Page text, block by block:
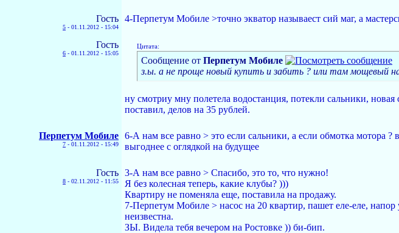
Гость
5 - 01.11.2012 - 15:04
4-Перпетум Мобиле >точно экватор называест сий маг, а
Гость
6 - 01.11.2012 - 15:05
Цитата:
Сообщение от Перпетум Мобиле
з.ы. а не проще новый купить и забить ? или там мощевый
ну смотриу мну полетела водостанция, потекли сальники,
поставил, делов на 35 рублей.
Перпетум Мобиле
7 - 01.11.2012 - 15:49
6-А нам все равно > это если сальники, а если обмотка мотора ?
выгоднее с оглядкой на будущее
Гость
8 - 02.11.2012 - 11:55
3-А нам все равно > Спасибо, это то, что нужно!
Я без колесная теперь, какие клубы? )))
Квартиру не поменяла еще, поставила на продажу.
7-Перпетум Мобиле > насос на 20 квартир, пашет еле-еле,
неизвестна.
ЗЫ. Видела тебя вечером на Ростовке )) би-бип.